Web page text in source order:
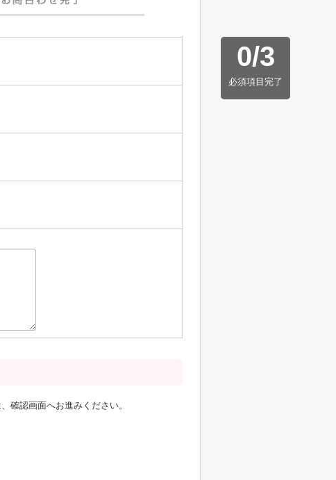
0/3
必須項目完了
確認画面へお進みください。